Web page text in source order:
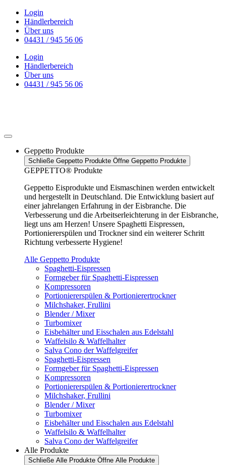
Zum
Inhalt
wechseln
Login
Händlerbereich
Über uns
04431 / 945 56 06
Login
Händlerbereich
Über uns
04431 / 945 56 06
Geppetto Produkte
Schließe Geppetto Produkte Öffne Geppetto Produkte
GEPPETTO® Produkte
Geppetto Eisprodukte und Eismaschinen werden entwickelt
und hergestellt in Deutschland. Die Entwicklung basiert auf
einer jahrelangen Erfahrung in der Eisbranche. Die
Verbesserung und die Arbeitserleichterung in der Eisbranche,
liegt uns am Herzen! Unsere Spaghetti Eispressen,
Portioniererspülen und Trockner sind ein weiterer Schritt
Richtung verbesserte Hygiene!
Alle Geppetto Produkte
Spaghetti-Eispressen
Formgeber für Spaghetti-Eispressen
Kompressoren
Portioniererspülen & Portionierertrockner
Milchshaker, Frullini
Blender / Mixer
Turbomixer
Eisbehälter und Eisschalen aus Edelstahl
Waffelsilo & Waffelhalter
Salva Cono der Waffelgreifer
Spaghetti-Eispressen
Formgeber für Spaghetti-Eispressen
Kompressoren
Portioniererspülen & Portionierertrockner
Milchshaker, Frullini
Blender / Mixer
Turbomixer
Eisbehälter und Eisschalen aus Edelstahl
Waffelsilo & Waffelhalter
Salva Cono der Waffelgreifer
Alle Produkte
Schließe Alle Produkte Öffne Alle Produkte